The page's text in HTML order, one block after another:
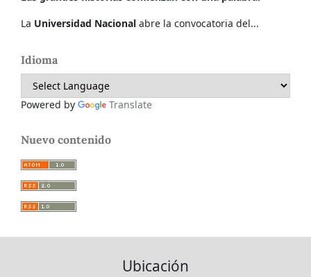
La Universidad Nacional abre la convocatoria del...
Idioma
Powered by Translate
Nuevo contenido
Ubicación